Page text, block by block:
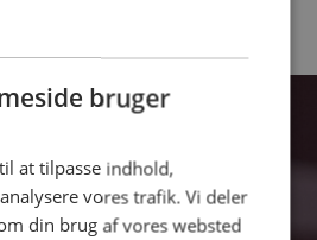
gratis billet
bruger
at tilpasse indhold,
vores trafik. Vi deler
din brug af vores websted